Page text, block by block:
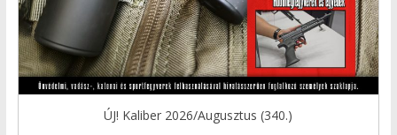
ÚJ! Kaliber 2026/Augusztus (340.)